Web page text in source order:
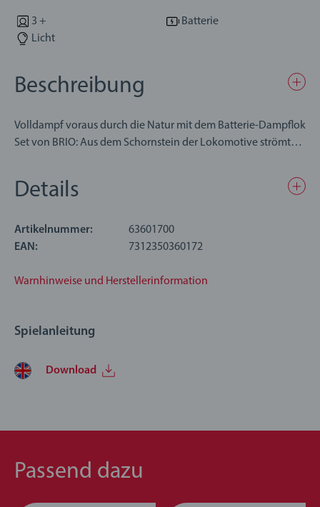
3 +
Batterie
Licht
Beschreibung
Volldampf voraus durch die Natur mit dem Batterie-Dampflok
Set von BRIO: Aus dem Schornstein der Lokomotive strömt
wie bei einer echten Dampflok. Wenn das Wasser verbraucht
ist, lässt sich dieses ganz einfach mit dem Tank auf dem
Details
Artikelnummer:
63601700
EAN:
7312350360172
Warnhinweise und Herstellerinformation
Spielanleitung
Download
Passend dazu